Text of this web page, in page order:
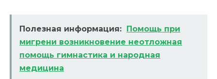
Полезная информация: Помощь при
мигрени возникновение неотложная
помощь гимнастика и народная
медицина